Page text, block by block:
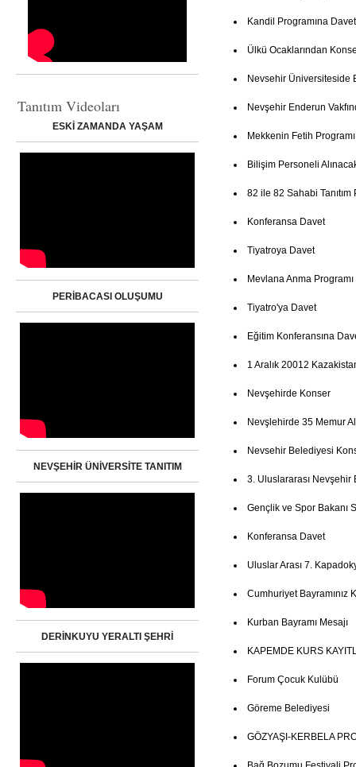
Tanıtım Videoları
ESKİ ZAMANDA YAŞAM
PERİBACASI OLUŞUMU
NEVŞEHİR ÜNİVERSİTE TANITIM
DERİNKUYU YERALTI ŞEHRİ
Kandil Programına Davet
Ülkü Ocaklarından
Nevsehir Üniversiteside
Nevşehir Enderun
Mekkenin Fetih Programı
Bilişim Personeli
82 ile 82 Sahabi Tanıtım
Konferansa Davet
Tiyatroya Davet
Mevlana Anma Programı
Tiyatro'ya Davet
Eğitim Konferansına
1 Aralık 20012
Nevşehirde Konser
Nevşlehirde 35 Memur
Nevsehir Belediyesi
3. Uluslararası Nevşehir
Gençlik ve Spor Bakanı
Konferansa Davet
Uluslar Arası 7.
Cumhuriyet Bayramınız
Kurban Bayramı Mesajı
KAPEMDE KURS
Forum Çocuk Kulübü
Göreme Belediyesi
GÖZYAŞI-KERBELA